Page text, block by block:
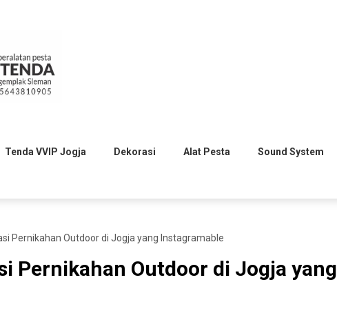
Tenda VVIP Jogja Dekorasi Alat Pesta Sound System
Pernikahan Outdoor di Jogja yang Instagramable
Pernikahan Outdoor di Jogja yang